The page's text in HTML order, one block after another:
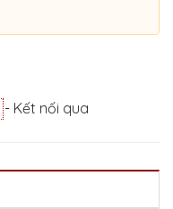
- Kết nối qua